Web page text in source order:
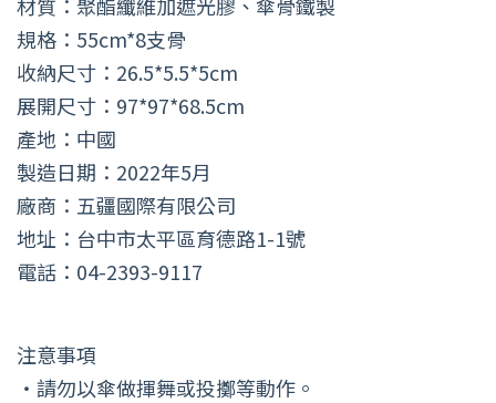
規格：55cm*8支骨
收納尺寸：26.5*5.5*5cm
展開尺寸：97*97*68.5cm
產地：中國
製造日期：2022年5月
廠商：五疆國際有限公司
地址：台中市太平區育德路1-1號
電話：04-2393-9117
注意事項
‧請勿以傘做揮舞或投擲等動作。